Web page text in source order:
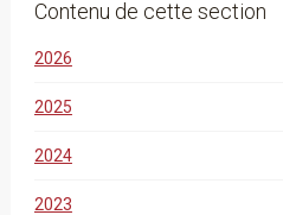
Contenu de cette section
2026
2025
2024
2023